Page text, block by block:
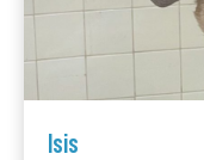
Isis